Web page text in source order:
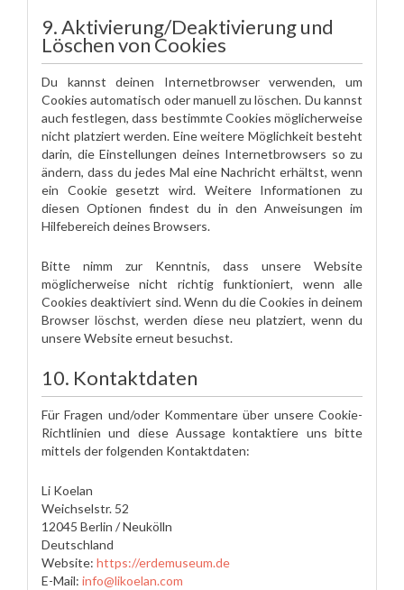
9. Aktivierung/Deaktivierung und
Löschen von Cookies
Du kannst deinen Internetbrowser verwenden, um
Cookies automatisch oder manuell zu löschen. Du kannst
auch festlegen, dass bestimmte Cookies möglicherweise
nicht platziert werden. Eine weitere Möglichkeit besteht
darin, die Einstellungen deines Internetbrowsers so zu
ändern, dass du jedes Mal eine Nachricht erhältst, wenn
ein Cookie gesetzt wird. Weitere Informationen zu
diesen Optionen findest du in den Anweisungen im
Hilfebereich deines Browsers.
Bitte nimm zur Kenntnis, dass unsere Website
möglicherweise nicht richtig funktioniert, wenn alle
Cookies deaktiviert sind. Wenn du die Cookies in deinem
Browser löschst, werden diese neu platziert, wenn du
unsere Website erneut besuchst.
10. Kontaktdaten
Für Fragen und/oder Kommentare über unsere Cookie-
Richtlinien und diese Aussage kontaktiere uns bitte
mittels der folgenden Kontaktdaten:
Li Koelan
Weichselstr. 52
12045 Berlin / Neukölln
Deutschland
Website: https://erdemuseum.de
E-Mail: info@likoelan.com